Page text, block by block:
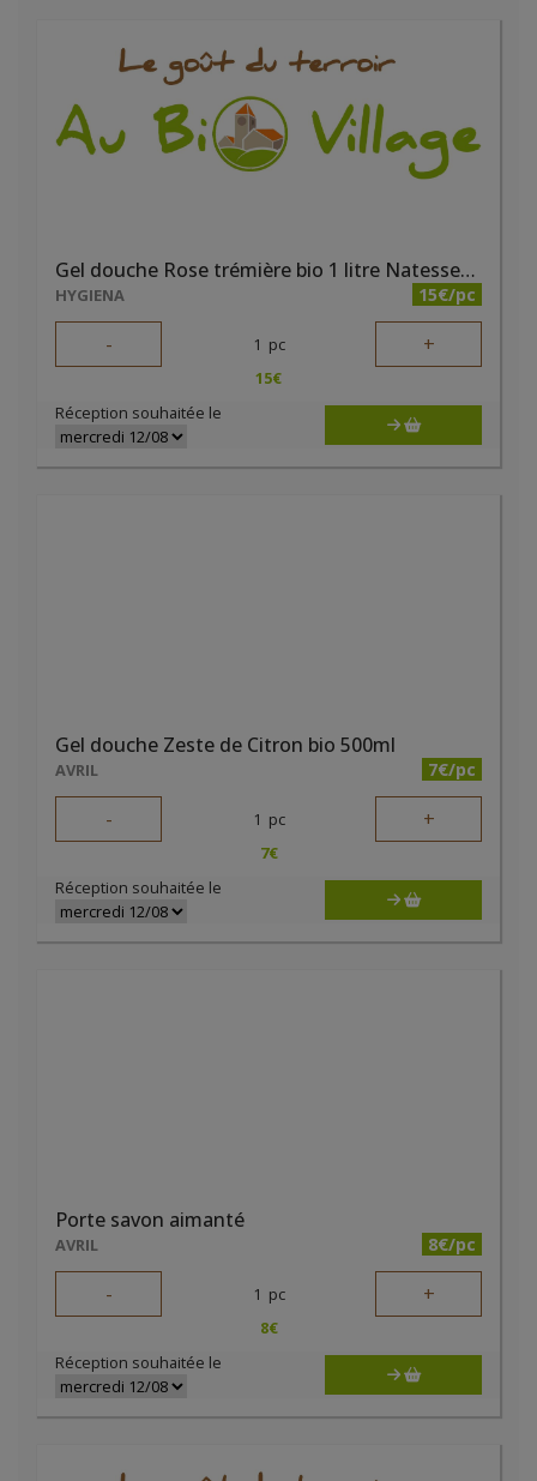
Gel douche Rose trémière bio 1 litre Natessence
HYGIENA 15€/pc
- 1 pc +
15€
Réception souhaitée le
Gel douche Zeste de Citron bio 500ml
AVRIL 7€/pc
- 1 pc +
7€
Réception souhaitée le
Porte savon aimanté
AVRIL 8€/pc
- 1 pc +
8€
Réception souhaitée le